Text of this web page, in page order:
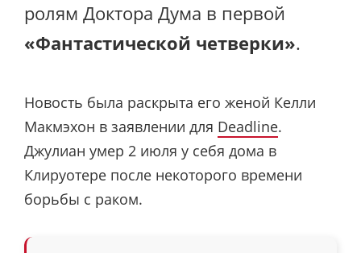
ролям Доктора Дума в первой
«Фантастической четверки».
Новость была раскрыта его женой Келли
Макмэхон в заявлении для Deadline.
Джулиан умер 2 июля у себя дома в
Клируотере после некоторого времени
борьбы с раком.